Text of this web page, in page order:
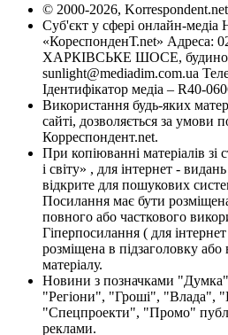
© 2000-2026, Korrespondent.net
Суб'єкт у сфері онлайн-медіа
«КореспонденТ.net» Адреса:
ХАРКІВСЬКЕ ШОСЕ, будинок
sunlight@mediadim.com.ua
Ідентифікатор медіа – R40-
Використання будь-яких
сайті, дозволяється за умови
Корреспондент.net.
При копіюванні матеріалів
і світу» , для інтернет -
відкрите для пошукових
Посилання має бути
повного або часткового
Гіперпосилання ( для
розміщена в підзаголовку
матеріалу.
Новини з позначками
"Регіони", "Гроші", "Влада",
"Спецпроекти", "Промо"
реклами.